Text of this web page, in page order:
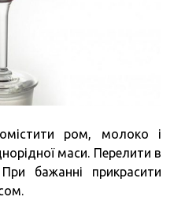
ром, молоко і
маси. Перелити в
бажанні прикрасити